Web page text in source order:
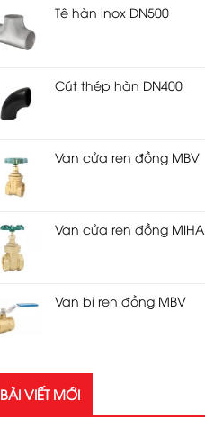
Tê hàn inox DN500
Cút thép hàn DN400
Van cửa ren đồng MBV
Van cửa ren đồng MIHA
Van bi ren đồng MBV
BÀI VIẾT MỚI